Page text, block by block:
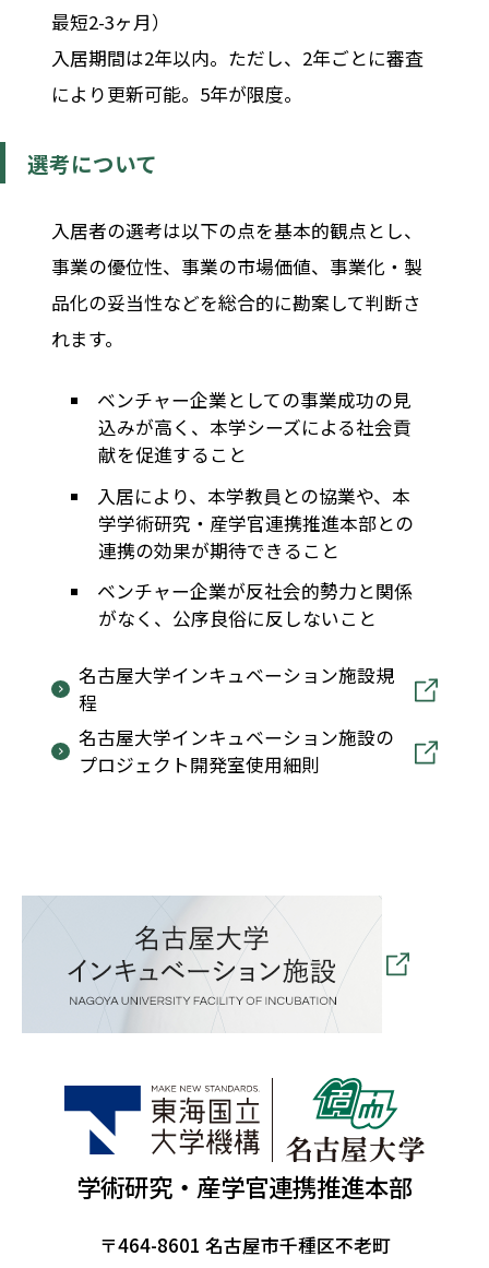
最短2-3ヶ月）
入居期間は2年以内。ただし、2年ごとに審査
により更新可能。5年が限度。
選考について
入居者の選考は以下の点を基本的観点とし、
事業の優位性、事業の市場価値、事業化・製
品化の妥当性などを総合的に勘案して判断さ
れます。
ベンチャー企業としての事業成功の見
込みが高く、本学シーズによる社会貢
献を促進すること
入居により、本学教員との協業や、本
学学術研究・産学官連携推進本部との
連携の効果が期待できること
ベンチャー企業が反社会的勢力と関係
がなく、公序良俗に反しないこと
名古屋大学インキュベーション施設規
程
名古屋大学インキュベーション施設の
プロジェクト開発室使用細則
学術研究・産学官連携推進本部
〒464-8601 名古屋市千種区不老町